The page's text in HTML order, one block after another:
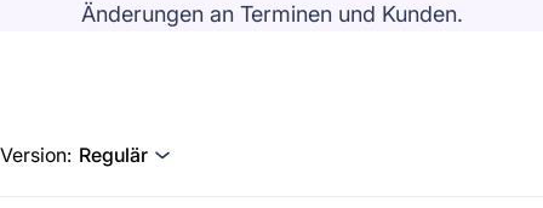
Änderungen an Terminen und Kunden.
Version: Regulär